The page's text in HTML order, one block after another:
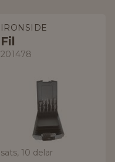
IRONSIDE
Fil
201478
sats, 10 delar